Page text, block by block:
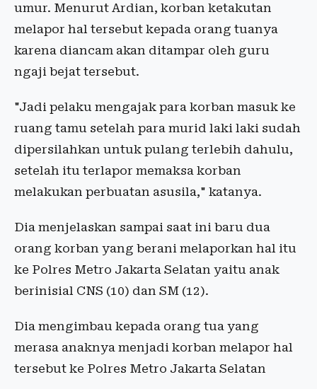
umur. Menurut Ardian, korban ketakutan
melapor hal tersebut kepada orang tuanya
karena diancam akan ditampar oleh guru
ngaji bejat tersebut.
"Jadi pelaku mengajak para korban masuk ke
ruang tamu setelah para murid laki laki sudah
dipersilahkan untuk pulang terlebih dahulu,
setelah itu terlapor memaksa korban
melakukan perbuatan asusila," katanya.
Dia menjelaskan sampai saat ini baru dua
orang korban yang berani melaporkan hal itu
ke Polres Metro Jakarta Selatan yaitu anak
berinisial CNS (10) dan SM (12).
Dia mengimbau kepada orang tua yang
merasa anaknya menjadi korban melapor hal
tersebut ke Polres Metro Jakarta Selatan